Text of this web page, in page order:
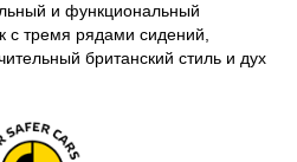
и функциональный
с тремя рядами сидений,
британский стиль и дух